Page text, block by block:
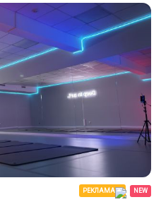
РЕКЛАМА NEW